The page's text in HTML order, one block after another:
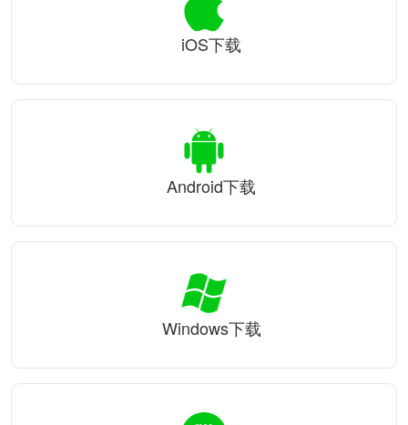
iOS下载
Android下载
Windows下载